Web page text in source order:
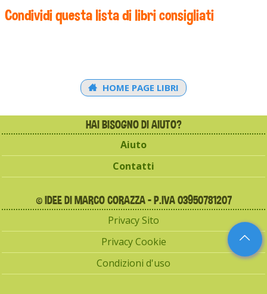
Condividi questa lista di libri consigliati
HOME PAGE LIBRI
HAI BISOGNO DI AIUTO?
Aiuto
Contatti
© IDEE DI MARCO CORAZZA - P.IVA 03950781207
Privacy Sito
Privacy Cookie
Condizioni d'uso